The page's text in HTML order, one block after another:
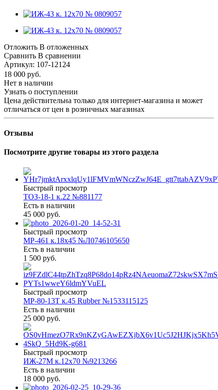
Отложить В отложенных
Сравнить В сравнении
Артикул: 107-12124
18 000 руб.
Нет в наличии
Узнать о поступлении
Цена действительна только для интернет-магазина и может
отличаться от цен в розничных магазинах
Отзывы
Посмотрите другие товары из этого раздела
Быстрый просмотр
ТОЗ-18-1 к.22 №881177
Есть в наличии
45 000 руб.
Быстрый просмотр
МР-461 к.18х45 №Л0746105650
Есть в наличии
1 500 руб.
Быстрый просмотр
МР-80-13Т к.45 Rubber №1533115125
Есть в наличии
25 000 руб.
Быстрый просмотр
ИЖ-27М к.12х70 №9213266
Есть в наличии
18 000 руб.